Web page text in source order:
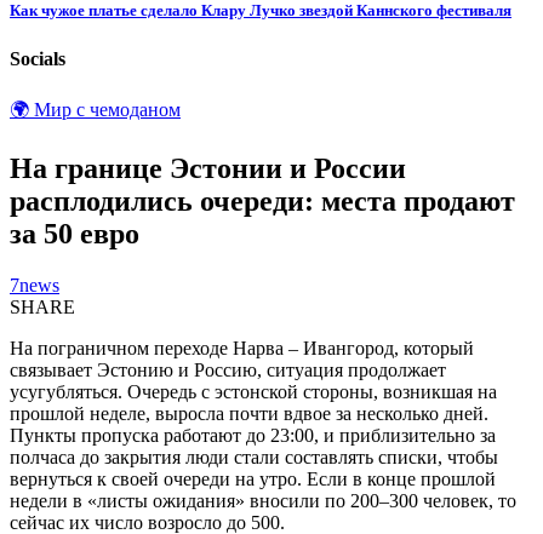
Как чужое платье сделало Клару Лучко звездой Каннского фестиваля
Socials
🌍 Мир с чемоданом
На границе Эстонии и России
расплодились очереди: места продают
за 50 евро
7news
SHARE
На пограничном переходе Нарва – Ивангород, который
связывает Эстонию и Россию, ситуация продолжает
усугубляться. Очередь с эстонской стороны, возникшая на
прошлой неделе, выросла почти вдвое за несколько дней.
Пункты пропуска работают до 23:00, и приблизительно за
полчаса до закрытия люди стали составлять списки, чтобы
вернуться к своей очереди на утро. Если в конце прошлой
недели в «листы ожидания» вносили по 200–300 человек, то
сейчас их число возросло до 500.